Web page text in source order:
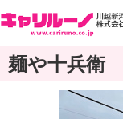
麺や十兵衛